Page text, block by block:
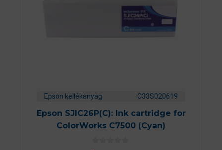
Epson kellékanyag C33S020619
Epson SJIC26P(C): Ink cartridge for
ColorWorks C7500 (Cyan)